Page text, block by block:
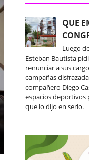
QUE
Luego
Esteban Bautista
renunciar a sus
campañas
compañero Diego
espacios deportivos
que lo dijo en serio.